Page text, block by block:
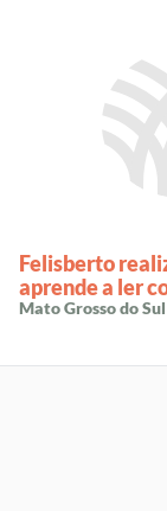
Felisberto
aprende a ler
Mato Grosso do Sul